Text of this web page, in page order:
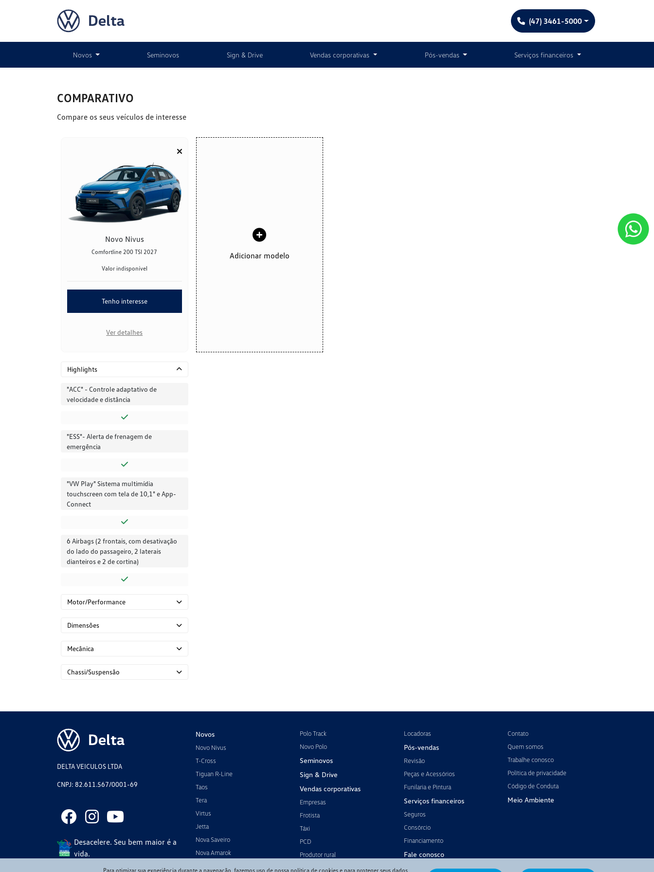
(47) 3461-5000
Novos Seminovos Sign & Drive Vendas corporativas Pós-vendas Serviços financeiros
COMPARATIVO
Compare os seus veículos de interesse
Novo Nivus
Comfortline 200 TSI 2027
Valor indisponível
Tenho interesse
Ver detalhes
Adicionar modelo
Highlights
"ACC" - Controle adaptativo de
velocidade e distância
"ESS"- Alerta de frenagem de
emergência
"VW Play" Sistema multimídia
touchscreen com tela de 10,1" e App-
Connect
6 Airbags (2 frontais, com desativação
do lado do passageiro, 2 laterais
dianteiros e 2 de cortina)
Motor/Performance
Dimensões
Mecânica
Chassi/Suspensão
DELTA VEICULOS LTDA
CNPJ: 82.611.567/0001-69
Desacelere. Seu bem maior é a
vida.
Novos
Novo Nivus
T-Cross
Tiguan R-Line
Taos
Tera
Virtus
Jetta
Nova Saveiro
Nova Amarok
Polo Track
Novo Polo
Seminovos
Sign & Drive
Vendas corporativas
Empresas
Frotista
Táxi
PCD
Produtor rural
Locadoras
Pós-vendas
Revisão
Peças e Acessórios
Funilaria e Pintura
Serviços financeiros
Seguros
Consórcio
Financiamento
Fale conosco
Contato
Quem somos
Trabalhe conosco
Política de privacidade
Código de Conduta
Meio Ambiente
Para otimizar sua experiência durante a navegação, fazemos uso de nossa política de cookies e para proteger seus dados